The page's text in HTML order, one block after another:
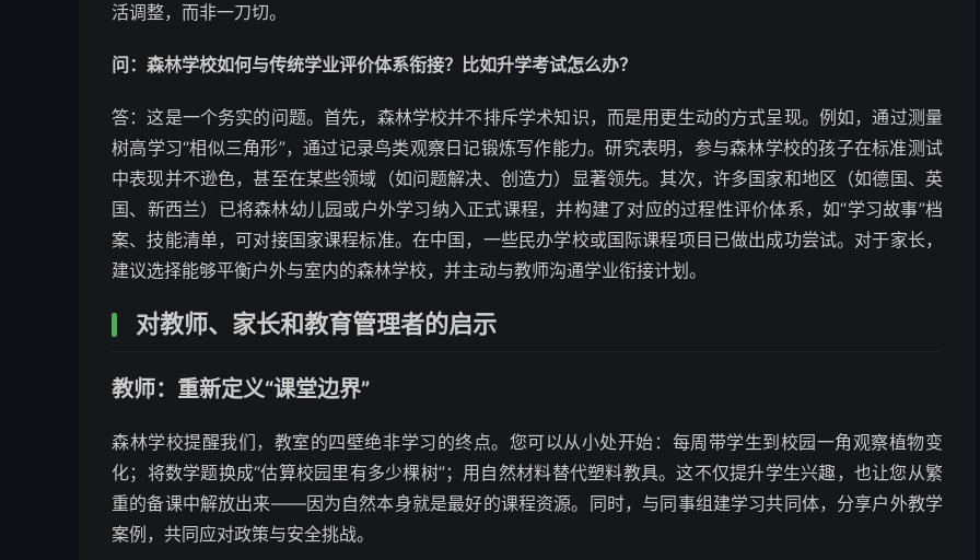
活调整，而非一刀切。
问：森林学校如何与传统学业评价体系衔接？比如升学考试怎么办？
答：这是一个务实的问题。首先，森林学校并不排斥学术知识，而是用更生动的方式呈现。例如，通过测量
树高学习“相似三角形”，通过记录鸟类观察日记锻炼写作能力。研究表明，参与森林学校的孩子在标准测试
中表现并不逊色，甚至在某些领域（如问题解决、创造力）显著领先。其次，许多国家和地区（如德国、英
国、新西兰）已将森林幼儿园或户外学习纳入正式课程，并构建了对应的过程性评价体系，如“学习故事”档
案、技能清单，可对接国家课程标准。在中国，一些民办学校或国际课程项目已做出成功尝试。对于家长，
建议选择能够平衡户外与室内的森林学校，并主动与教师沟通学业衔接计划。
对教师、家长和教育管理者的启示
教师：重新定义“课堂边界”
森林学校提醒我们，教室的四壁绝非学习的终点。您可以从小处开始：每周带学生到校园一角观察植物变
化；将数学题换成“估算校园里有多少棵树”；用自然材料替代塑料教具。这不仅提升学生兴趣，也让您从繁
重的备课中解放出来——因为自然本身就是最好的课程资源。同时，与同事组建学习共同体，分享户外教学
案例，共同应对政策与安全挑战。